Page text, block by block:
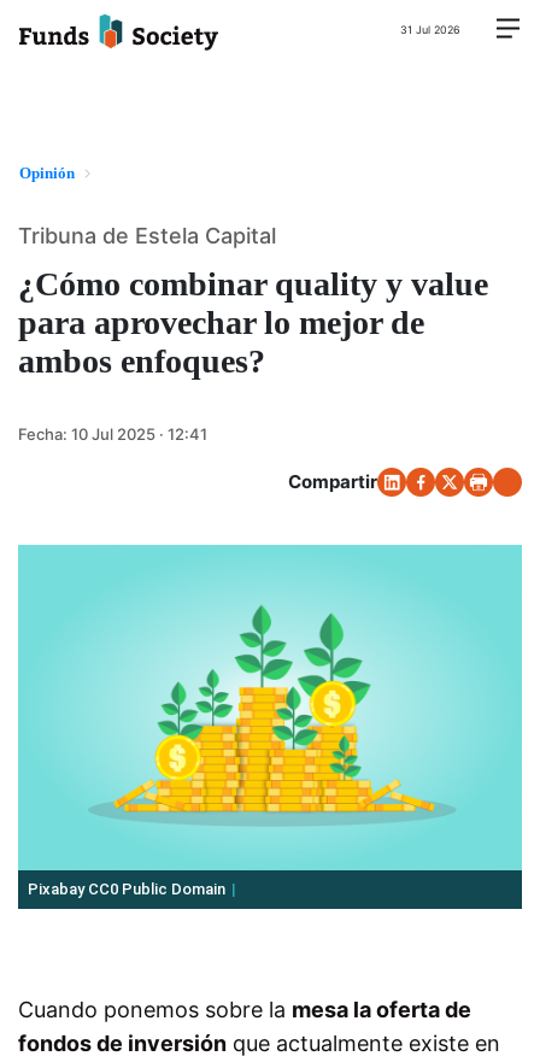
31 Jul 2026
Opinión
¿Cómo combinar quality y value
para aprovechar lo mejor de
ambos enfoques?
Tribuna de Estela Capital
Fecha: 10 Jul 2025 · 12:41
Compartir
Pixabay CC0 Public Domain
Cuando ponemos sobre la mesa la oferta de
fondos de inversión que actualmente existe en